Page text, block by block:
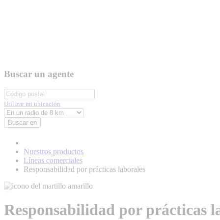
Buscar un agente
Utilizar mi ubicación
Buscar en
Nuestros productos
Líneas comerciales
Responsabilidad por prácticas laborales
Responsabilidad por prácticas